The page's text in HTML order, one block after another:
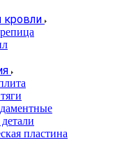
кровли
пластина